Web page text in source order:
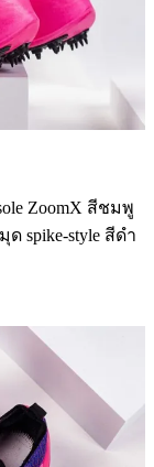
ZoomX สีชมพู
spike-style สีดำ